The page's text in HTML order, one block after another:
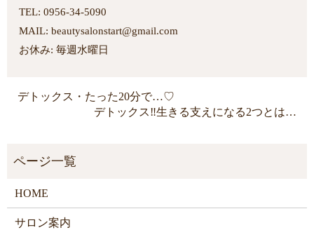
TEL: 0956-34-5090
MAIL: beautysalonstart@gmail.com
お休み: 毎週水曜日
デトックス・たった20分で…♡
デトックス‼︎生きる支えになる2つとは…
HOME
サロン案内